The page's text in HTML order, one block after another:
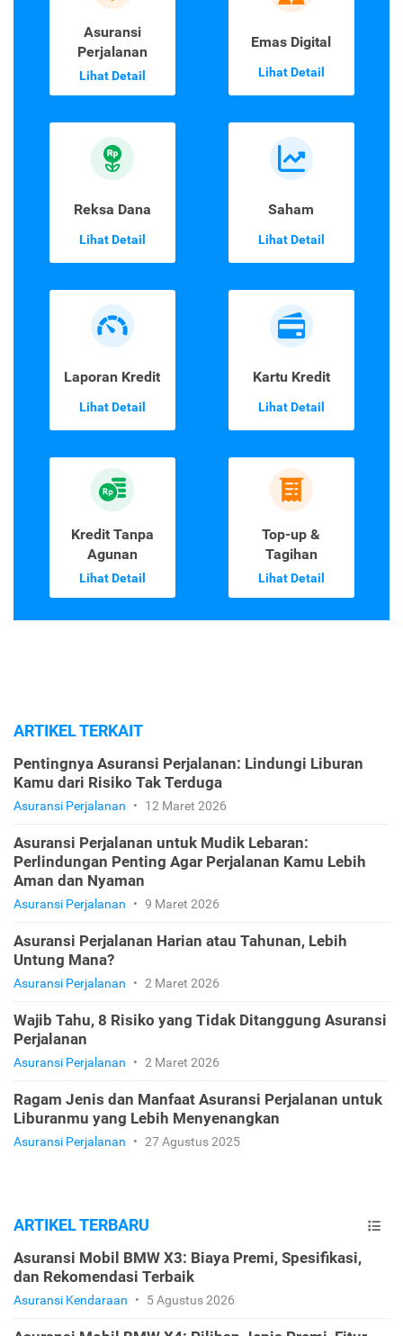
Asuransi
Perjalanan
Lihat Detail
Emas Digital
Lihat Detail
Reksa Dana
Lihat Detail
Saham
Lihat Detail
Laporan Kredit
Lihat Detail
Kartu Kredit
Lihat Detail
Kredit Tanpa
Agunan
Lihat Detail
Top-up &
Tagihan
Lihat Detail
ARTIKEL TERKAIT
Pentingnya Asuransi Perjalanan: Lindungi Liburan
Kamu dari Risiko Tak Terduga
Asuransi Perjalanan • 12 Maret 2026
Asuransi Perjalanan untuk Mudik Lebaran:
Perlindungan Penting Agar Perjalanan Kamu Lebih
Aman dan Nyaman
Asuransi Perjalanan • 9 Maret 2026
Asuransi Perjalanan Harian atau Tahunan, Lebih
Untung Mana?
Asuransi Perjalanan • 2 Maret 2026
Wajib Tahu, 8 Risiko yang Tidak Ditanggung Asuransi
Perjalanan
Asuransi Perjalanan • 2 Maret 2026
Ragam Jenis dan Manfaat Asuransi Perjalanan untuk
Liburanmu yang Lebih Menyenangkan
Asuransi Perjalanan • 27 Agustus 2025
ARTIKEL TERBARU
Asuransi Mobil BMW X3: Biaya Premi, Spesifikasi,
dan Rekomendasi Terbaik
Asuransi Kendaraan • 5 Agustus 2026